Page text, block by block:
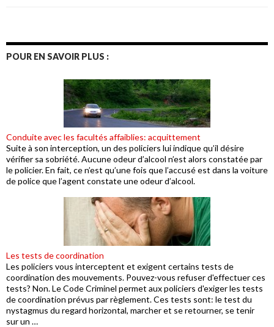
POUR EN SAVOIR PLUS :
Conduite avec les facultés affaiblies: acquittement
Suite à son interception, un des policiers lui indique qu’il désire
vérifier sa sobriété. Aucune odeur d’alcool n’est alors constatée par
le policier. En fait, ce n’est qu’une fois que l’accusé est dans la voiture
de police que l’agent constate une odeur d’alcool.
Les tests de coordination
Les policiers vous interceptent et exigent certains tests de
coordination des mouvements. Pouvez-vous refuser d'effectuer ces
tests? Non. Le Code Criminel permet aux policiers d'exiger les tests
de coordination prévus par règlement. Ces tests sont: le test du
nystagmus du regard horizontal, marcher et se retourner, se tenir
sur un …